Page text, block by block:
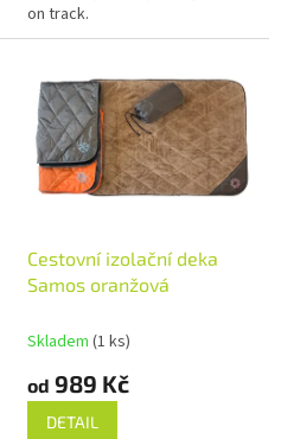
on track.
Cestovní izolační deka
Samos oranžová
Skladem (1 ks)
od 989 Kč
DETAIL